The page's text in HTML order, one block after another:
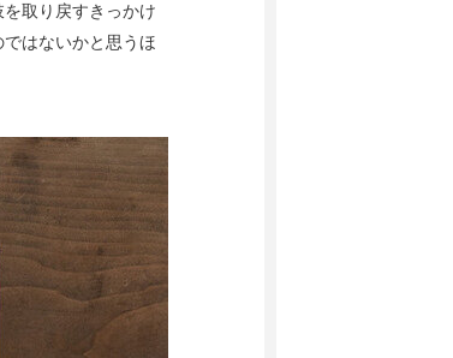
取り戻すきっかけ
はないかと思うほ